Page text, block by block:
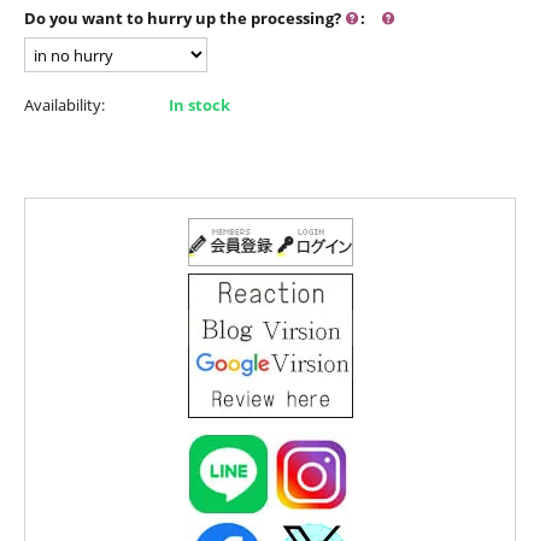
Do you want to hurry up the processing? :
Availability: In stock